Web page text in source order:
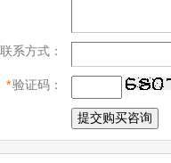
联系方式：
*验证码：